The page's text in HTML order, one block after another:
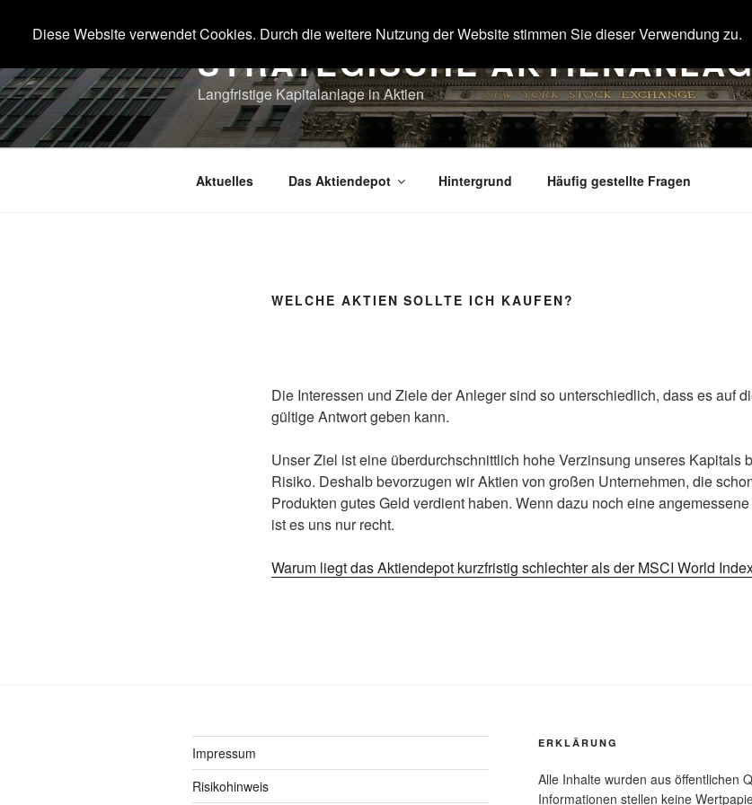
Inhalt
STRATEGISCHE
Langfristige Kapitalanlage in Aktien
Aktuelles Das Aktiendepot Hintergrund Häufig gestellte Fragen
WELCHE AKTIEN SOLLTE ICH KAUFEN?
Die Interessen und Ziele der Anleger sind so unterschiedlich, dass es auf
gültige Antwort geben kann.
Unser Ziel ist eine überdurchschnittlich hohe Verzinsung unseres Kapitals
Risiko. Deshalb bevorzugen wir Aktien von großen Unternehmen, die
Produkten gutes Geld verdient haben. Wenn dazu noch eine
ist es uns nur recht.
Warum liegt das Aktiendepot kurzfristig schlechter als der MSCI World
Impressum
Risikohinweis
ERKLÄRUNG
Alle Inhalte wurden aus öffentlichen
Informationen stellen keine
Diese Website verwendet Cookies. Durch die weitere Nutzung der Website stimmen Sie dieser Verwendung zu.